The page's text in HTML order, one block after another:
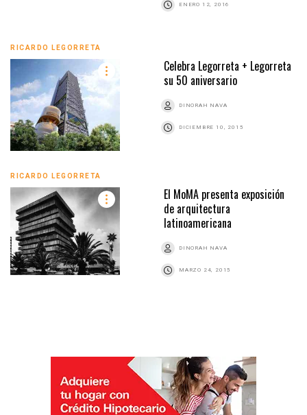
ENERO 12, 2016
RICARDO LEGORRETA
Celebra Legorreta + Legorreta
su 50 aniversario
DINORAH NAVA
DICIEMBRE 10, 2015
RICARDO LEGORRETA
El MoMA presenta exposición
de arquitectura
latinoamericana
DINORAH NAVA
MARZO 24, 2015